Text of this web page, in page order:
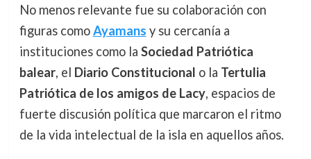
No menos relevante fue su colaboración con
figuras comoAyamans y su cercanía a
instituciones como la Sociedad Patriótica
balear, el Diario Constitucional o la Tertulia
Patriótica de los amigos de Lacy, espacios de
fuerte discusión política que marcaron el ritmo
de la vida intelectual de la isla en aquellos años.